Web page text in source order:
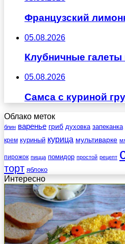
Французский
05.08.2026
Клубничные галеты
05.08.2026
Самса с куриной
Облако меток
блин варенье гриб духовка запеканка
крем куриный курица мультиварке
пирожок пицца помидор простой рецепт
торт яблоко
Интересно